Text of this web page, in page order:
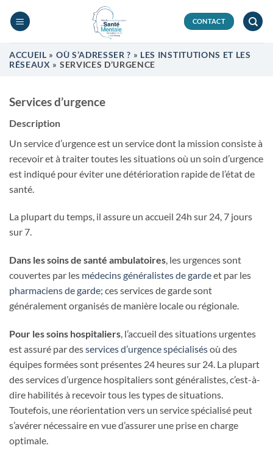
CONTACT
ACCUEIL » OÙ S’ADRESSER ? » LES INSTITUTIONS ET LES
RÉSEAUX » SERVICES D’URGENCE
Services d’urgence
Description
Un service d’urgence est un service dont la mission consiste à
recevoir et à traiter toutes les situations où un soin d’urgence
est indiqué pour éviter une détérioration rapide de l’état de
santé.
La plupart du temps, il assure un accueil 24h sur 24, 7 jours
sur 7.
Dans les soins de santé ambulatoires, les urgences sont
couvertes par les médecins généralistes de gardeet par les
pharmaciens de garde; ces services de garde sont
généralement organisés de manière locale ou régionale.
Pour les soins hospitaliers, l’accueil des situations urgentes
est assuré par desservices d’urgence spécialisésoù des
équipes formées sont présentes 24 heures sur 24. La plupart
des services d’urgence hospitaliers sont généralistes, c’est-à-
dire habilités à recevoir tous les types de situations.
Toutefois, une réorientation vers un service spécialisé peut
s’avérer nécessaire en vue d’assurer une prise en charge
optimale.